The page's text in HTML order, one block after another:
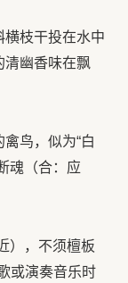
横枝干投在水中
清幽香味在飘
鸟，似为“白
魂（合：应
），不须檀板
或演奏音乐时